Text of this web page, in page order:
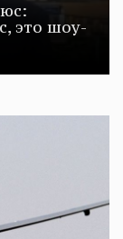
это шоу-